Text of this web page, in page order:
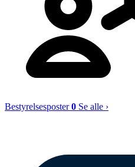
Bestyrelsesposter0 Se alle ›